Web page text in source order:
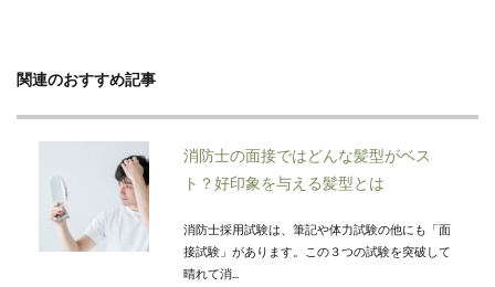
関連のおすすめ記事
消防士の面接ではどんな髪型がベス
ト？好印象を与える髪型とは
消防士採用試験は、筆記や体力試験の他にも「面
接試験」があります。この３つの試験を突破して
晴れて消...